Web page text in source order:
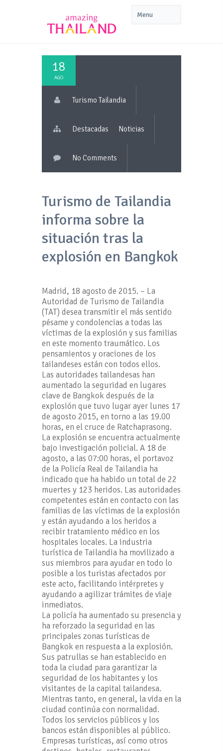
18
AGO
Turismo Tailandia
Destacadas Noticias
No Comments
Turismo de Tailandia
informa sobre la
situación tras la
explosión en Bangkok
Madrid, 18 agosto de 2015. – La
Autoridad de Turismo de Tailandia
(TAT) desea transmitir el más sentido
pésame y condolencias a todas las
víctimas de la explosión y sus familias
en este momento traumático. Los
pensamientos y oraciones de los
tailandeses están con todos ellos.
Las autoridades tailandesas han
aumentado la seguridad en lugares
clave de Bangkok después de la
explosión que tuvo lugar ayer lunes 17
de agosto 2015, en torno a las 19.00
horas, en el cruce de Ratchaprasong.
La explosión se encuentra actualmente
bajo investigación policial. A 18 de
agosto, a las 07:00 horas, el portavoz
de la Policía Real de Tailandia ha
indicado que ha habido un total de 22
muertes y 123 heridos. Las autoridades
competentes están en contacto con las
familias de las víctimas de la explosión
y están ayudando a los heridos a
recibir tratamiento médico en los
hospitales locales. La industria
turística de Tailandia ha movilizado a
sus miembros para ayudar en todo lo
posible a los turistas afectados por
este acto, facilitando intérpretes y
ayudando a agilizar trámites de viaje
inmediatos.
La policía ha aumentado su presencia y
ha reforzado la seguridad en las
principales zonas turísticas de
Bangkok en respuesta a la explosión.
Sus patrullas se han establecido en
toda la ciudad para garantizar la
seguridad de los habitantes y los
visitantes de la capital tailandesa.
Mientras tanto, en general, la vida en la
ciudad continúa con normalidad.
Todos los servicios públicos y los
bancos están disponibles al público.
Empresas turísticas, así como otros